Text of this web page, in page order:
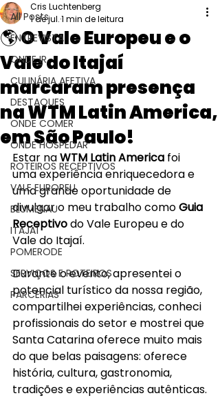
All Posts
ENTREVISTA
ONDE IR
CULINÁRIA AFETIVA
DESTAQUES
ONDE COMER
ONDE HOSPEDAR
ROTEIROS RECEPTIVOS
VALE EUROPEU
BLUMENAU
ITAJAÍ
POMERODE
SERVIÇOS E ROTEIROS
PARCERIAS
🌎 O Vale Europeu e o
Vale do Itajaí
marcaram presença
na WTM Latin America,
em São Paulo!
Cris Luchtenberg
1 de jul.1 min de leitura
Estar na WTM Latin America foi
uma experiência enriquecedora e
uma grande oportunidade de
divulgar o meu trabalho como Guia
Receptivo do Vale Europeu e do
Vale do Itajaí.
Durante o evento, apresentei o
potencial turístico da nossa região,
compartilhei experiências, conheci
profissionais do setor e mostrei que
Santa Catarina oferece muito mais
do que belas paisagens: oferece
história, cultura, gastronomia,
tradições e experiências autênticas.